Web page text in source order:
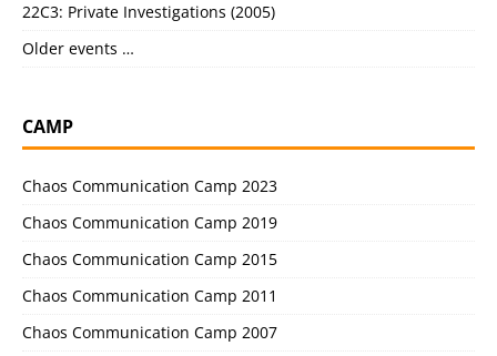
22C3: Private Investigations (2005)
Older events …
CAMP
Chaos Communication Camp 2023
Chaos Communication Camp 2019
Chaos Communication Camp 2015
Chaos Communication Camp 2011
Chaos Communication Camp 2007